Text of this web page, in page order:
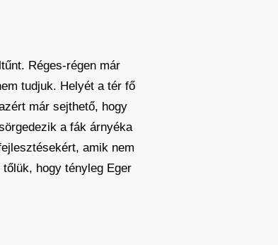
Réges-régen már
tudjuk. Helyét a tér fő
már sejthető, hogy
a fák árnyéka
amik nem
hogy tényleg Eger